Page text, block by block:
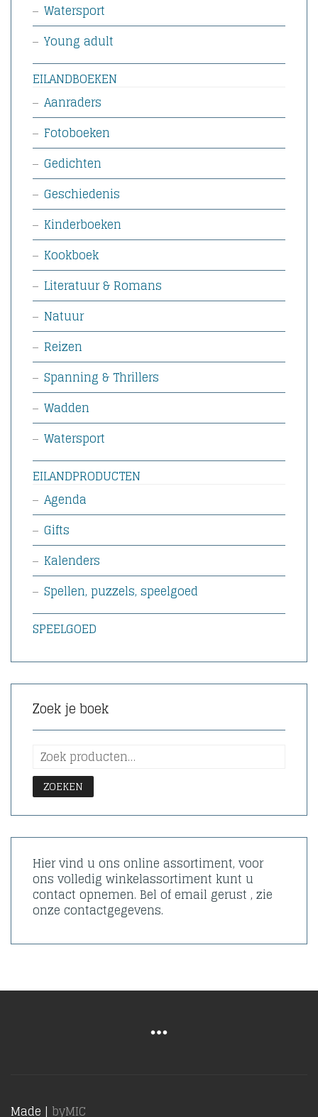
Watersport
Young adult
EILANDBOEKEN
Aanraders
Fotoboeken
Gedichten
Geschiedenis
Kinderboeken
Kookboek
Literatuur & Romans
Natuur
Reizen
Spanning & Thrillers
Wadden
Watersport
EILANDPRODUCTEN
Agenda
Gifts
Kalenders
Spellen, puzzels, speelgoed
SPEELGOED
Zoek je boek
ZOEKEN
Hier vind u ons online assortiment, voor
ons volledig winkelassortiment kunt u
contact opnemen. Bel of email gerust , zie
onze contactgegevens.
Made | byMIC